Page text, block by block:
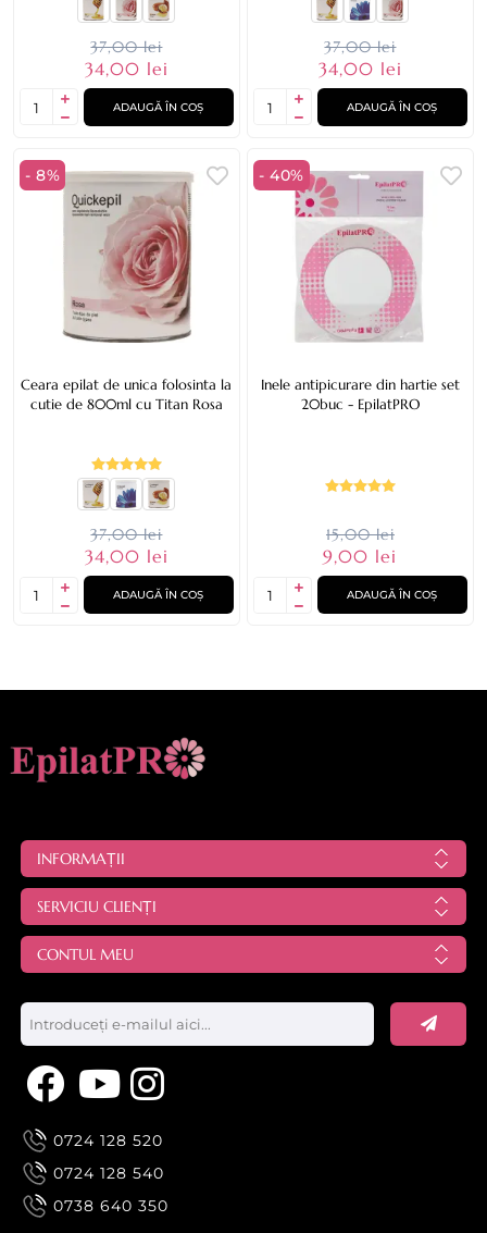
37,00 lei
34,00 lei
ADAUGĂ ÎN COȘ
37,00 lei
34,00 lei
ADAUGĂ ÎN COȘ
- 8%
Ceara epilat de unica folosinta la
cutie de 800ml cu Titan Rosa
37,00 lei
34,00 lei
ADAUGĂ ÎN COȘ
- 40%
Inele antipicurare din hartie set
20buc - EpilatPRO
15,00 lei
9,00 lei
ADAUGĂ ÎN COȘ
INFORMAȚII
SERVICIU CLIENȚI
CONTUL MEU
0724 128 520
0724 128 540
0738 640 350